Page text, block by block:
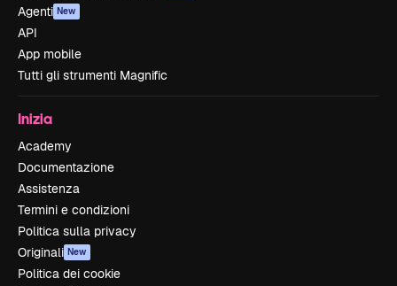
Agenti New
API
App mobile
Tutti gli strumenti Magnific
Inizia
Academy
Documentazione
Assistenza
Termini e condizioni
Politica sulla privacy
Originali New
Politica dei cookie